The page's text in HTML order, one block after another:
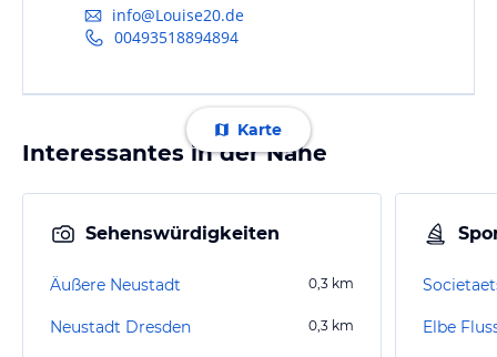
info@Louise20.de
00493518894894
Karte
Interessantes in der Nähe
Sehenswürdigkeiten
Äußere Neustadt 0,3 km
Neustadt Dresden 0,3 km Elbe